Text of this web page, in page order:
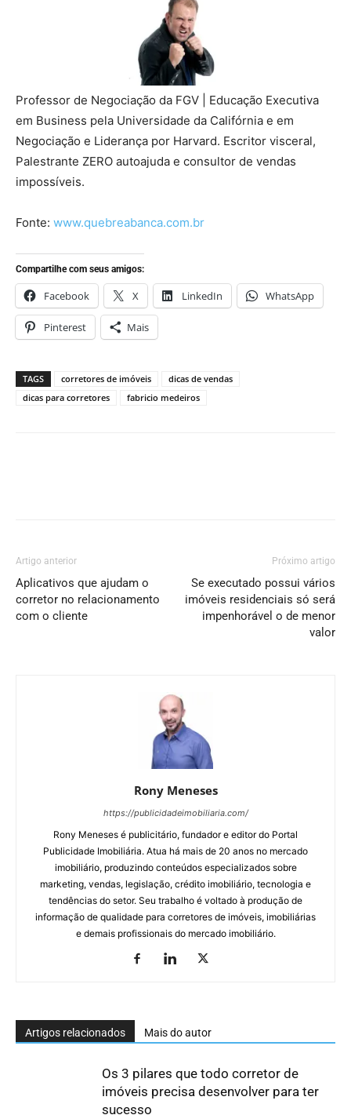
Professor de Negociação da FGV | Educação Executiva
em Business pela Universidade da Califórnia e em
Negociação e Liderança por Harvard. Escritor visceral,
Palestrante ZERO autoajuda e consultor de vendas
impossíveis.
Fonte: www.quebreabanca.com.br
Compartilhe com seus amigos:
Facebook X LinkedIn WhatsApp
Pinterest Mais
TAGS corretores de imóveis
dicas de vendas
dicas para corretores
fabricio medeiros
Artigo anterior
Aplicativos que ajudam o
corretor no relacionamento
com o cliente
Próximo artigo
Se executado possui vários
imóveis residenciais só será
impenhorável o de menor
valor
Rony Meneses
https://publicidadeimobiliaria.com/
Rony Meneses é publicitário, fundador e editor do Portal
Publicidade Imobiliária. Atua há mais de 20 anos no mercado
imobiliário, produzindo conteúdos especializados sobre
marketing, vendas, legislação, crédito imobiliário, tecnologia e
tendências do setor. Seu trabalho é voltado à produção de
informação de qualidade para corretores de imóveis, imobiliárias
e demais profissionais do mercado imobiliário.
Artigos relacionados Mais do autor
Os 3 pilares que todo corretor de
imóveis precisa desenvolver para ter
sucesso